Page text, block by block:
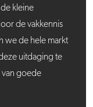
kleine
de vakkennis
we de hele markt
uitdaging te
van goede